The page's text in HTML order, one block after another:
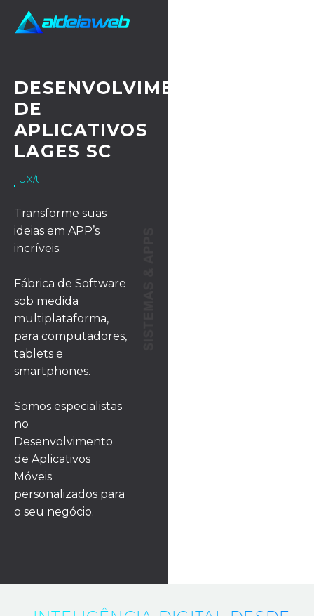
DESENVOLVIMENTO
DE
APLICATIVOS
LAGES SC
· UX/UI DESIGN
Transforme suas
ideias em APP’s
incríveis.
Fábrica de Software
sob medida
multiplataforma,
para computadores,
tablets e
smartphones.
Somos especialistas
no
Desenvolvimento
de Aplicativos
Móveis
personalizados para
o seu negócio.